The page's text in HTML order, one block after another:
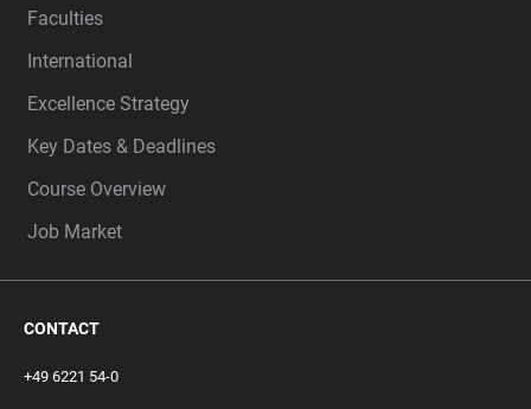
Faculties
International
Excellence Strategy
Key Dates & Deadlines
Course Overview
Job Market
CONTACT
+49 6221 54-0